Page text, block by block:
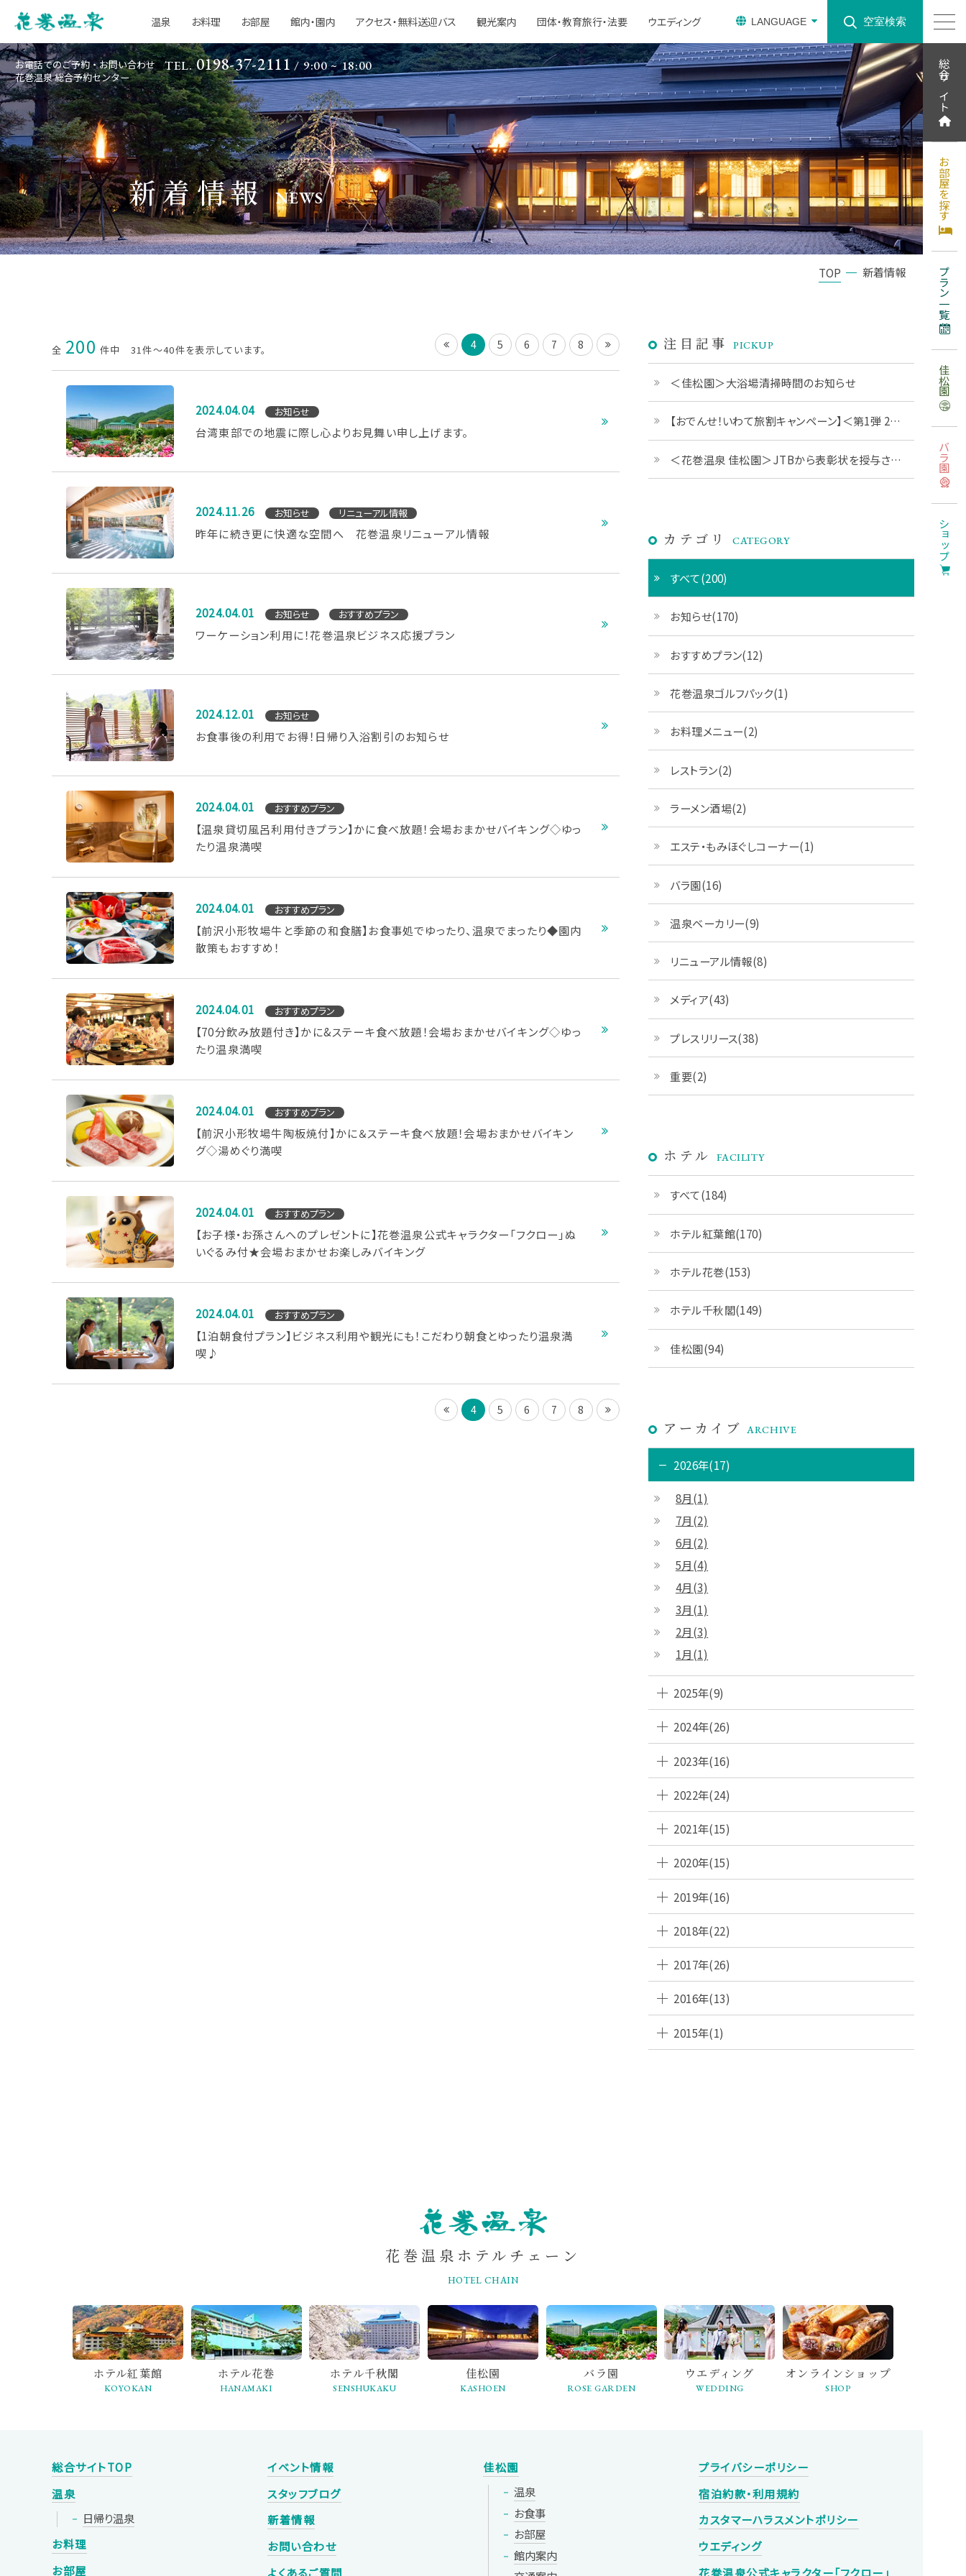
温泉 お料理 お部屋 館内・園内 アクセス・無料送迎バス 観光案内 団体・教育旅行・法要 ウエディング
総合サイト
お部屋を探す
プラン一覧
佳松園
バラ園
ショップ
お電話でのご予約・お問い合わせ
花巻温泉 総合予約センター
TEL.0198-37-2111/ 9:00 ~ 18:00
LANGUAGE 空室検索
新着情報 NEWS
TOP 新着情報
全 200 件中 31件～40件を表示しています。 4 5 6 7 8
2024.04.04 お知らせ
台湾東部での地震に際し心よりお見舞い申し上げます。
2024.11.26 お知らせ リニューアル情報
昨年に続き更に快適な空間へ 花巻温泉リニューアル情報
2024.04.01 お知らせ おすすめプラン
ワーケーション利用に！花巻温泉ビジネス応援プラン
2024.12.01 お知らせ
お食事後の利用でお得！日帰り入浴割引のお知らせ
2024.04.01 おすすめプラン
【温泉貸切風呂利用付きプラン】かに食べ放題！会場おまかせバイキング◇ゆっ
たり温泉満喫
2024.04.01 おすすめプラン
【前沢小形牧場牛と季節の和食膳】お食事処でゆったり、温泉でまったり◆園内
散策もおすすめ！
2024.04.01 おすすめプラン
【70分飲み放題付き】かに&ステーキ食べ放題！会場おまかせバイキング◇ゆっ
たり温泉満喫
2024.04.01 おすすめプラン
【前沢小形牧場牛陶板焼付】かに＆ステーキ食べ放題！会場おまかせバイキン
グ◇湯めぐり満喫
2024.04.01 おすすめプラン
【お子様・お孫さんへのプレゼントに】花巻温泉公式キャラクター「フクロー」ぬ
いぐるみ付★会場おまかせお楽しみバイキング
2024.04.01 おすすめプラン
【1泊朝食付プラン】ビジネス利用や観光にも！こだわり朝食とゆったり温泉満
喫♪
4 5 6 7 8
注目記事 PICKUP
＜佳松園＞大浴場清掃時間のお知らせ
【おでんせ！いわて旅割キャンペーン】＜第1弾 2026年6月1日予約開始＞
＜花巻温泉 佳松園＞JTBから表彰状を授与されました
カテゴリ CATEGORY
すべて(200)
お知らせ(170)
おすすめプラン(12)
花巻温泉ゴルフパック(1)
お料理メニュー(2)
レストラン(2)
ラーメン酒場(2)
エステ・もみほぐしコーナー(1)
バラ園(16)
温泉ベーカリー(9)
リニューアル情報(8)
メディア(43)
プレスリリース(38)
重要(2)
ホテル FACILITY
すべて(184)
ホテル紅葉館(170)
ホテル花巻(153)
ホテル千秋閣(149)
佳松園(94)
アーカイブ ARCHIVE
2026年(17)
8月(1)
7月(2)
6月(2)
5月(4)
4月(3)
3月(1)
2月(3)
1月(1)
2025年(9)
2024年(26)
2023年(16)
2022年(24)
2021年(15)
2020年(15)
2019年(16)
2018年(22)
2017年(26)
2016年(13)
2015年(1)
花巻温泉ホテルチェーン
HOTEL CHAIN
ホテル紅葉館
KOYOKAN
ホテル花巻
HANAMAKI
ホテル千秋閣
SENSHUKAKU
佳松園
KASHOEN
バラ園
ROSE GARDEN
ウエディング
WEDDING
オンラインショップ
SHOP
総合サイトTOP
温泉
日帰り温泉
お料理
お部屋
イベント情報
スタッフブログ
新着情報
お問い合わせ
よくあるご質問
佳松園
温泉
お食事
お部屋
館内案内
プライバシーポリシー
宿泊約款・利用規約
カスタマーハラスメントポリシー
ウエディング
花巻温泉公式キャラクター「フクロー」